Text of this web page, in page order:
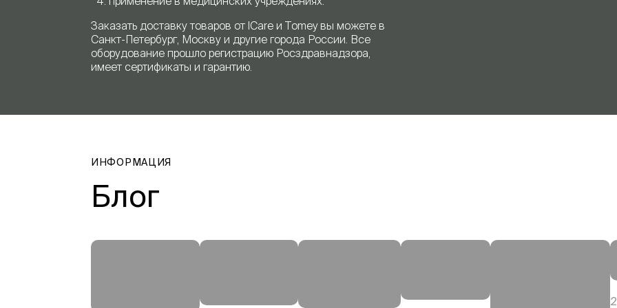
Заказать доставку товаров от ICare и Tomey вы можете в
Санкт-Петербург, Москву и другие города России. Все
оборудование прошло регистрацию Росздравнадзора,
имеет сертификаты и гарантию.
ИНФОРМАЦИЯ
Блог